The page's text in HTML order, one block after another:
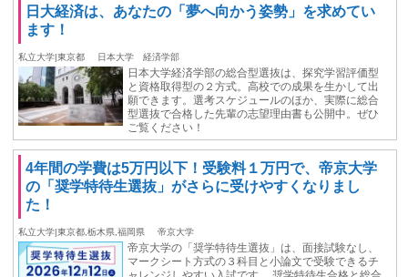
日大経済は、あなたの「夢へ向かう姿勢」を求めてい
ます！
私立大学|東京都 日本大学 経済学部
日本大学経済学部の総合型選抜は、探究学習評価型
と資格取得型の２方式。高校での成果を生かして出
願できます。選考スケジュールのほか、実際に総合
型選抜で合格した先輩の志望理由書も公開中。ぜひ
ご覧ください！
4年間の学費は5万円以下！受験料１万円で、帝京大学
の「奨学特待生選抜」がさらに受けやすくなりまし
た！
私立大学|東京都,栃木県,福岡県 帝京大学
帝京大学の「奨学特待生選抜」は、面接試験なし、
マークシート方式の３科目と小論文で受験できるチ